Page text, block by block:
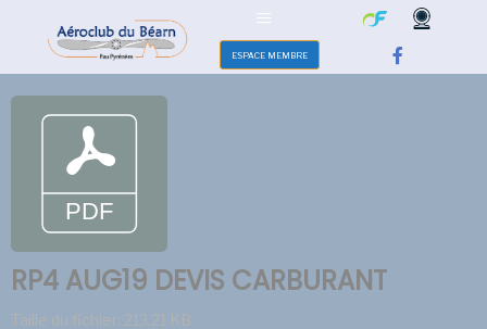
ESPACE MEMBRE
RP4 AUG19 DEVIS CARBURANT
Taille du fichier: 213.21 KB